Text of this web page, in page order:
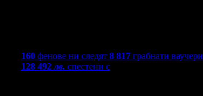
160 фенове ни следят 8 817 грабнати ваучери
128 492лв. спестени с